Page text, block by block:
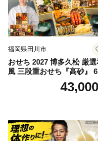
福岡県田川市
おせち 2027 博多久松 厳選
風 三段重おせち『高砂』
寸 3段重 2～3人前 おせち料
理 重箱 お正月 冷凍おせち
ち 本格おせち おせち予約
末 年始 お取り寄せ 新春
おせち こだわりおせち 惣
43,000